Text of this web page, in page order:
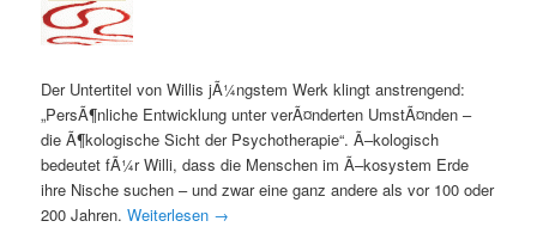
Der Untertitel von Willis jÃ¼ngstem Werk klingt anstrengend:
„PersÃ¶nliche Entwicklung unter verÃ¤nderten UmstÃ¤nden –
die Ã¶kologische Sicht der Psychotherapie“. Ã–kologisch
bedeutet fÃ¼r Willi, dass die Menschen im Ã–kosystem Erde
ihre Nische suchen – und zwar eine ganz andere als vor 100 oder
200 Jahren.Weiterlesen →